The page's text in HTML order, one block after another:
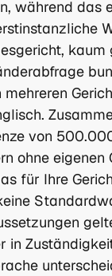
während das
kaum
mehreren
von
ohne eigenen
für Ihre
in